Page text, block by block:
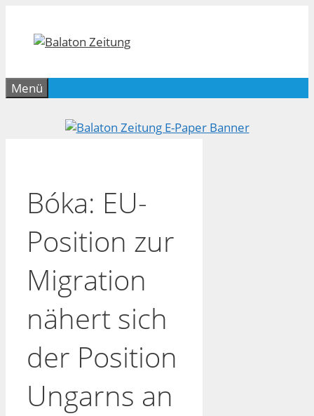
springen
Menü
Bóka: EU-
Position zur
Migration
nähert sich
der Position
Ungarns an